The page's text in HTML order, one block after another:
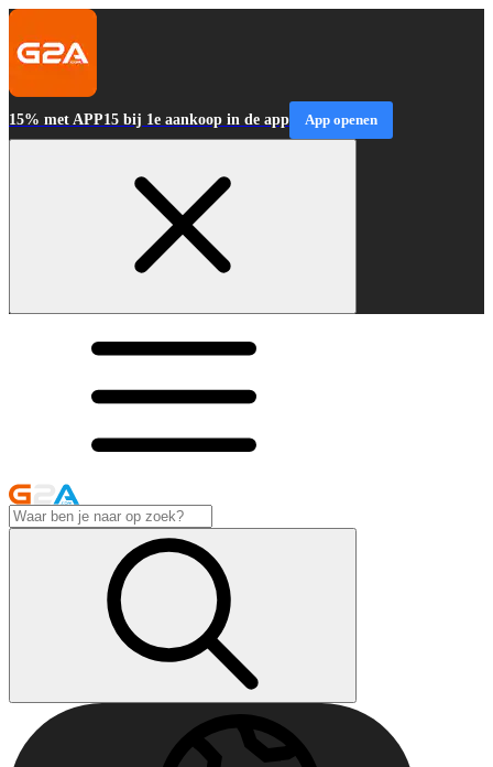
15% met APP15 bij 1e aankoop in de app App openen